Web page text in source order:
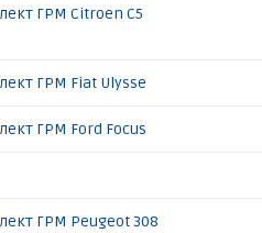
ГРМ Citroen C5
ГРМ Fiat Ulysse
ГРМ Ford Focus
ГРМ Peugeot 308